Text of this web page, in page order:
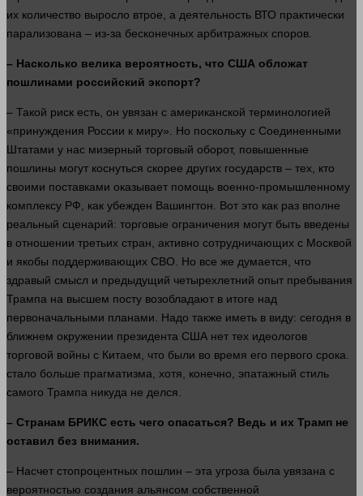
их количество выросло втрое, а деятельность ВТО практически
парализована – из-за бесконечных арбитражных споров.
– Насколько велика вероятность, что США обложат
пошлинами российский экспорт?
– Такой риск есть, он увязан с американской терминологией
«принуждения России к миру». Но поскольку с Соединенными
Штатами у нас мизерный торговый оборот, повышенные
пошлины могут коснуться скорее других государств – тех, кто
своими поставками оказывает помощь военно-промышленному
комплексу РФ, как убежден Вашингтон. Вот это как раз вполне
реальный сценарий: торговые ограничения могут быть введены
в отношении третьих стран, активно сотрудничающих с Москвой
и якобы поддерживающих СВО. Но все же думается, что
здравый смысл и предыдущий четырехлетний опыт пребывания
Трампа на высшем посту возобладают в итоге над
первоначальными планами. Надо также иметь в виду: сегодня в
ближнем окружении президента США нет тех идеологов
торговой войны с Китаем, что были во время его первого срока.
стало больше прагматизма, хотя, конечно, эпатажный стиль
самого Трампа никуда не делся.
– Странам БРИКС есть чего опасаться? Ведь и их Трамп не
оставил без внимания.
– Насчет стопроцентных пошлин – эта угроза была увязана с
вероятностью создания альянсом собственной